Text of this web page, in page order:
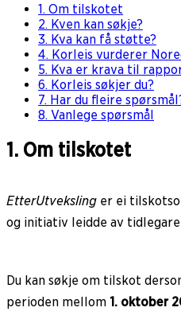
1. Om tilskotet
2. Kven kan søkje?
3. Kva kan få støtte?
4. Korleis vurderer
5. Kva er krava til
6. Korleis søkjer du?
7. Har du fleire
8. Vanlege spørsmål
1. Om tilskotet
EtterUtveksling er ei
og initiativ leidde av
Du kan søkje om tilskot
perioden mellom 1. oktober